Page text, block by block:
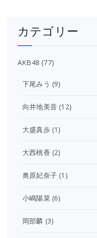
カテゴリー
AKB48 (77)
下尾みう (9)
向井地美音 (12)
大盛真歩(1)
大西桃香 (2)
奥原妃奈子 (1)
小嶋陽菜(6)
岡部麟 (3)